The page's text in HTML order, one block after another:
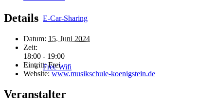
E-Car-Sharing
Free Wifi
Details
Datum: 15. Juni 2024
Zeit:
18:00 - 19:00
Eintritt: Frei
Website: www.musikschule-koenigstein.de
Veranstalter